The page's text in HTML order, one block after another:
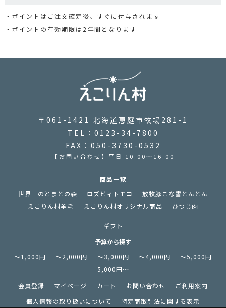
ポイントはご注文確定後、すぐに付与されます
ポイントの有効期限は2年間となります
〒061-1421 北海道恵庭市牧場281-1
TEL：0123-34-7800
FAX：050-3730-0532
【お問い合わせ】平日 10:00～16:00
商品一覧
世界一のとまとの森
ロズビィトモコ
放牧豚こな雪とんとん
えこりん村羊毛
えこりん村オリジナル商品 ひつじ肉
ギフト
予算から探す
～1,000円
～2,000円 ～3,000円 ～4,000円
～5,000円
5,000円～
会員登録
マイページ カート お問い合わせ
ご利用案内
個人情報の取り扱いについて
特定商取引法に関する表示